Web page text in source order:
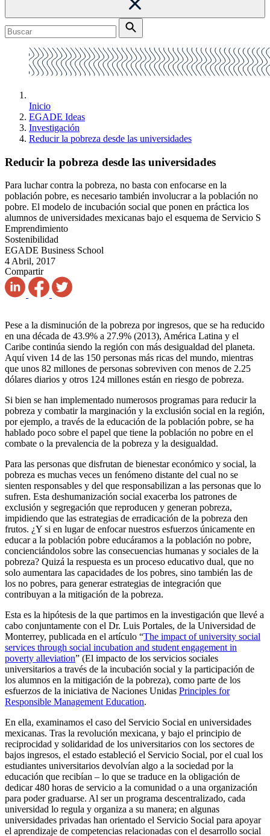
Inicio
EGADE Ideas
Investigación
Reducir la pobreza desde las universidades
Reducir la pobreza desde las universidades
Para luchar contra la pobreza, no basta con enfocarse en la
población pobre, es necesario también involucrar a la población no
pobre. El modelo de incubación social que ponen en práctica los
alumnos de universidades mexicanas bajo el esquema de Servicio S
Emprendimiento
Sostenibilidad
EGADE Business School
4 Abril, 2017
Compartir
Pese a la disminución de la pobreza por ingresos, que se ha reducido
en una década de 43.9% a 27.9% (2013), América Latina y el
Caribe continúa siendo la región con más desigualdad del planeta.
Aquí viven 14 de las 150 personas más ricas del mundo, mientras
que unos 82 millones de personas sobreviven con menos de 2.25
dólares diarios y otros 124 millones están en riesgo de pobreza.
Si bien se han implementado numerosos programas para reducir la
pobreza y combatir la marginación y la exclusión social en la región,
por ejemplo, a través de la educación de la población pobre, se ha
hablado poco sobre el papel que tiene la población no pobre en el
combate o la prevalencia de la pobreza y la desigualdad.
Para las personas que disfrutan de bienestar económico y social, la
pobreza es muchas veces un fenómeno distante del cual no se
sienten responsables y del que responsabilizan a las personas que lo
sufren. Esta deshumanización social exacerba los patrones de
exclusión y segregación que reproducen y generan pobreza,
impidiendo que las estrategias de erradicación de la pobreza den
frutos. ¿Y si en lugar de enfocar nuestros esfuerzos únicamente en
educar a la población pobre educáramos a la población no pobre,
concienciándolos sobre las consecuencias humanas y sociales de la
pobreza? Quizá la respuesta es un proceso educativo dual, que no
solo aumentara las capacidades de los pobres, sino también las de
los no pobres, para generar estrategias de integración que
contribuyan a la mitigación de la pobreza.
Esta es la hipótesis de la que partimos en la investigación que llevé a
cabo conjuntamente con el Dr. Luis Portales, de la Universidad de
Monterrey, publicada en el artículo “The impact of university social
services through social incubation and student engagement in
poverty alleviation” (El impacto de los servicios sociales
universitarios a través de la incubación social y la participación de
los alumnos en la mitigación de la pobreza), como parte de los
esfuerzos de la iniciativa de Naciones Unidas Principles for
Responsible Management Education.
En ella, examinamos el caso del Servicio Social en universidades
mexicanas. Tras la revolución mexicana, y bajo el principio de
reciprocidad y solidaridad de los universitarios con los sectores de
bajos ingresos, el estado estableció el Servicio Social, por el cual los
estudiantes universitarios devolvían algo a la sociedad por la
educación que recibían – lo que se traduce en la obligación de
dedicar 480 horas de servicio a la comunidad o a una organización
para poder graduarse. Al ser un programa descentralizado, cada
universidad lo regula y organiza a su manera; en algunas
universidades privadas han orientado el Servicio Social para apoyar
el aprendizaje de competencias relacionadas con el desarrollo social